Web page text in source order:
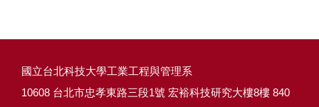
國立台北科技大學工業工程與管理系
10608 台北市忠孝東路三段1號 宏裕科技研究大樓8樓 840